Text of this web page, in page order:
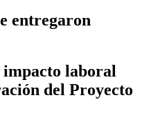
entregaron
impacto laboral
del Proyecto